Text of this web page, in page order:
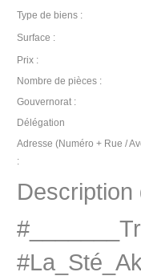
Type de biens :
Surface :
Prix :
Nombre de pièces :
Gouvernorat :
Délégation
Adresse (Numéro + Rue /
:
Description